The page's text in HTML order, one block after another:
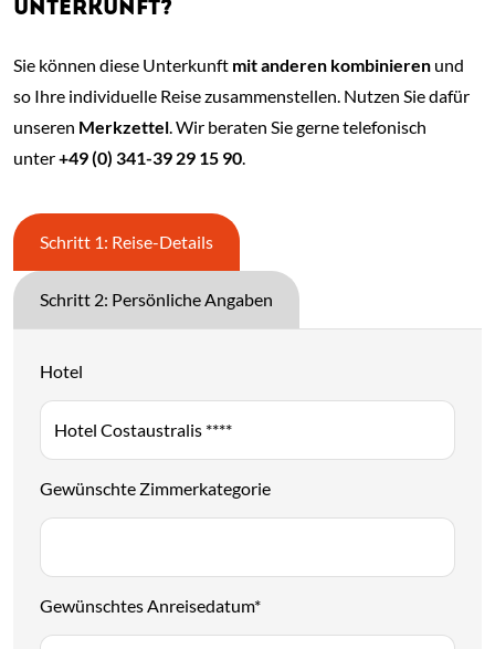
UNTERKUNFT?
Sie können diese Unterkunft mit anderen kombinieren und
so Ihre individuelle Reise zusammenstellen. Nutzen Sie dafür
unseren Merkzettel. Wir beraten Sie gerne telefonisch
unter+49 (0) 341-39 29 15 90.
Schritt 1: Reise-Details
Schritt 2: Persönliche Angaben
Hotel
Gewünschte Zimmerkategorie
Gewünschtes Anreisedatum*